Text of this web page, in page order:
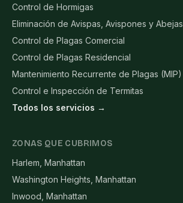
Control de Hormigas
Eliminación de Avispas, Avispones y Abejas
Control de Plagas Comercial
Control de Plagas Residencial
Mantenimiento Recurrente de Plagas (MIP)
Control e Inspección de Termitas
Todos los servicios →
ZONAS QUE CUBRIMOS
Harlem, Manhattan
Washington Heights, Manhattan
Inwood, Manhattan